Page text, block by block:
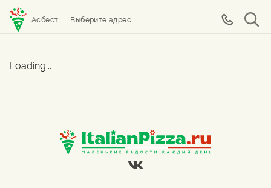
Асбест Выберите адрес
Loading...